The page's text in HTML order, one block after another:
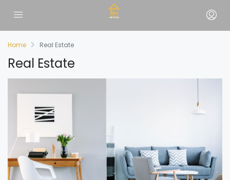
Home Real Estate
Real Estate